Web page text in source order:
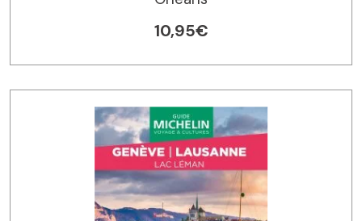
10,95€